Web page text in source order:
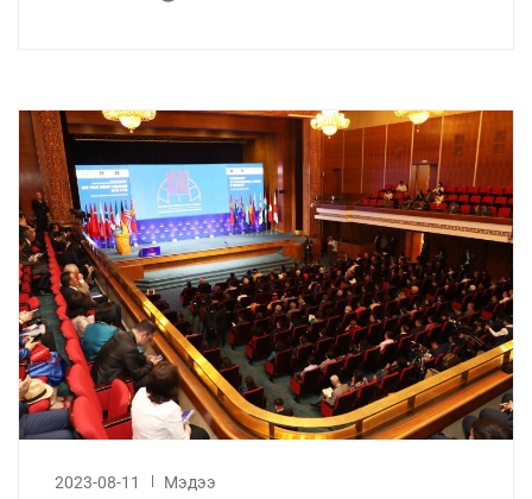
2023-08-11 Мэдээ